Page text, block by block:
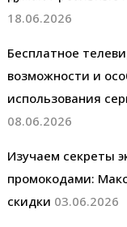
18.06.2026
Бесплатное
возможности и
использования
08.06.2026
Изучаем секреты
промокодами:
скидки 03.06.2026